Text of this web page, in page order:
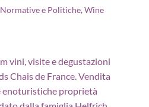
Normative e Politiche,Wine